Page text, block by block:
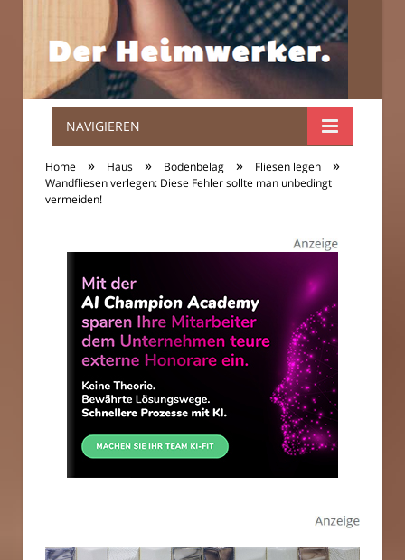
Der
Heimwerker.
NAVIGIEREN
Home » Haus » Bodenbelag » Fliesen legen »
Wandfliesen verlegen: Diese Fehler sollte man unbedingt
vermeiden!